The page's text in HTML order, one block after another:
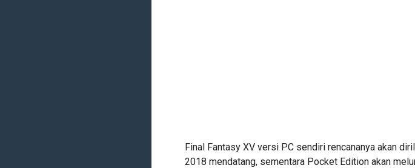
Final Fantasy XV versi PC sendiri rencananya akan
2018 mendatang, sementara Pocket Edition akan